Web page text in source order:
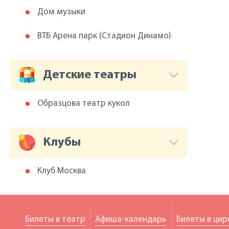
Дом музыки
ВТБ Арена парк (Cтадион Динамо)
Детские театры
Образцова театр кукол
Клубы
Клуб Москва
Билеты в театр Афиша-календарь Билеты в